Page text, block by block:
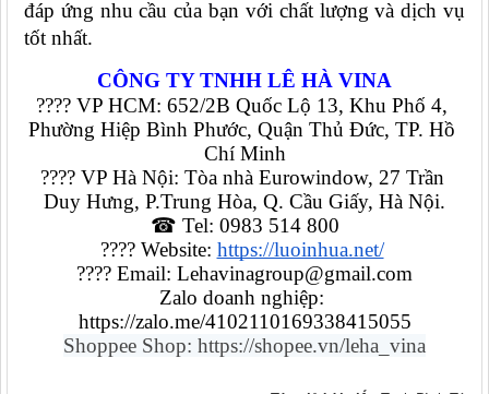
đáp ứng nhu cầu của bạn với chất lượng và dịch vụ
tốt nhất.
CÔNG TY TNHH LÊ HÀ VINA
???? VP HCM: 652/2B Quốc Lộ 13, Khu Phố 4,
Phường Hiệp Bình Phước, Quận Thủ Đức, TP. Hồ
Chí Minh
???? VP Hà Nội: Tòa nhà Eurowindow, 27 Trần
Duy Hưng, P.Trung Hòa, Q. Cầu Giấy, Hà Nội.
☎ Tel: 0983 514 800
???? Website: https://luoinhua.net/
???? Email: Lehavinagroup@gmail.com
https://zalo.me/4102110169338415055
Shoppee Shop: https://shopee.vn/leha_vina